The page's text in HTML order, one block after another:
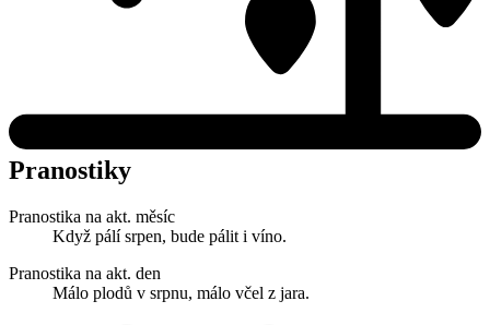
Pranostiky
Pranostika na akt. měsíc
Když pálí srpen, bude pálit i víno.
Pranostika na akt. den
Málo plodů v srpnu, málo včel z jara.